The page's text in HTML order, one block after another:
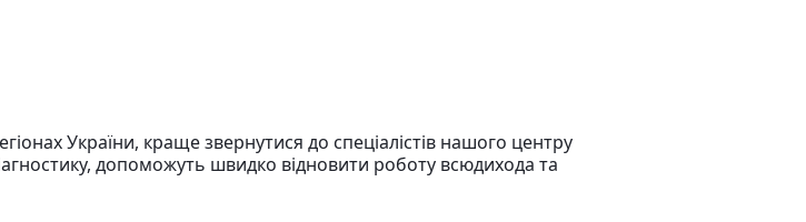
України, краще звернутися до спеціалістів нашого центру
допоможуть швидко відновити роботу всюдихода та